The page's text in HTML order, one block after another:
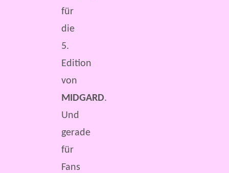
für
die
5.
Edition
von
MIDGARD.
Und
gerade
für
Fans